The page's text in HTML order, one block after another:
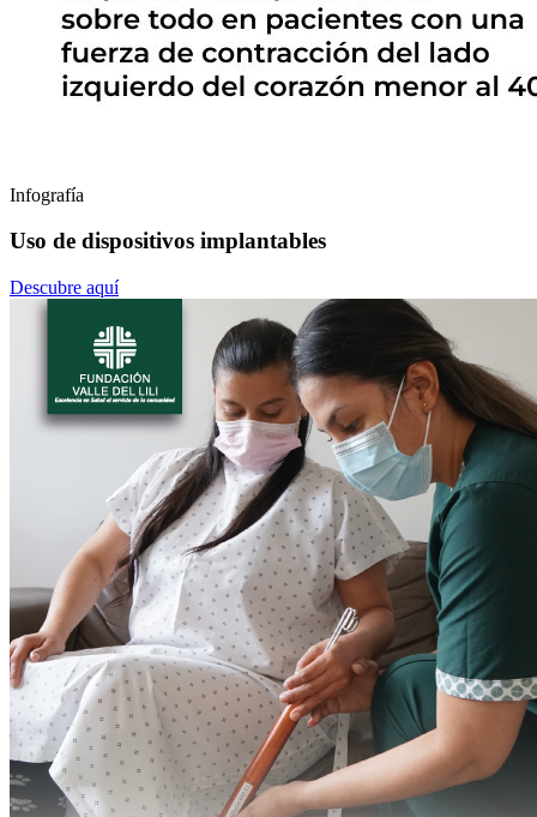
Infografía
Uso de dispositivos implantables
Descubre aquí